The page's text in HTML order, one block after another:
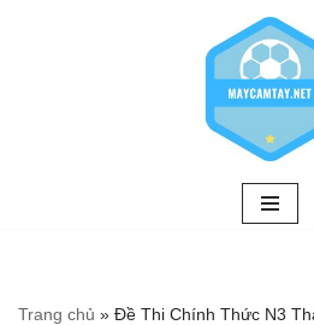
Trang chủ » Đề Thi Chính Thức N3